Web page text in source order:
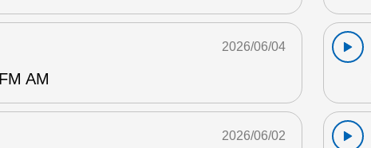
AM
2026/06/04
2026/06/02